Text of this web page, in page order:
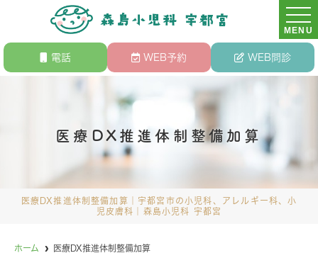
MENU
医療DX推進体制整備加算
医療DX推進体制整備加算｜宇都宮市の小児科、アレルギー科、小
児皮膚科｜森島小児科 宇都宮
電話 WEB予約 WEB問診
ホーム 医療DX推進体制整備加算